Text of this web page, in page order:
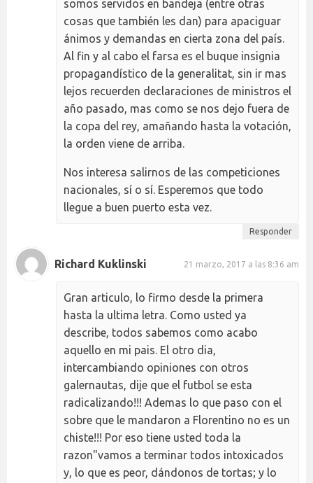
somos servidos en bandeja (entre otras
cosas que también les dan) para apaciguar
ánimos y demandas en cierta zona del país.
Al fin y al cabo el farsa es el buque insignia
propagandístico de la generalitat, sin ir mas
lejos recuerden declaraciones de ministros el
año pasado, mas como se nos dejo fuera de
la copa del rey, amañando hasta la votación,
la orden viene de arriba.
Nos interesa salirnos de las competiciones
nacionales, sí o sí. Esperemos que todo
llegue a buen puerto esta vez.
Responder
Richard Kuklinski 21 marzo, 2017 a las 8:36 am
Gran articulo, lo firmo desde la primera
hasta la ultima letra. Como usted ya
describe, todos sabemos como acabo
aquello en mi pais. El otro dia,
intercambiando opiniones con otros
galernautas, dije que el futbol se esta
radicalizando!!! Ademas lo que paso con el
sobre que le mandaron a Florentino no es un
chiste!!! Por eso tiene usted toda la
razon"vamos a terminar todos intoxicados
y, lo que es peor, dándonos de tortas; y lo